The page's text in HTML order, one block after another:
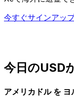
今すぐサインアッ
今日のUSD
アメリカドル を